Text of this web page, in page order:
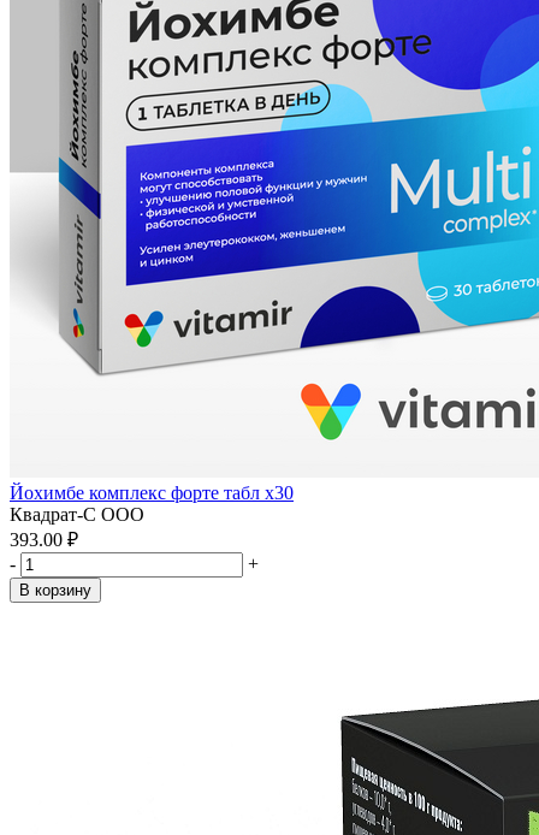
Йохимбе комплекс форте табл x30
Квадрат-С ООО
393.00 ₽
-
+
В корзину